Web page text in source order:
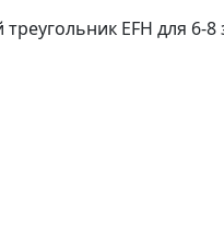
EFH для 6-8